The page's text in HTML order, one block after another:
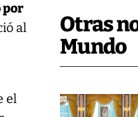
Otras
Mundo
por
al
el